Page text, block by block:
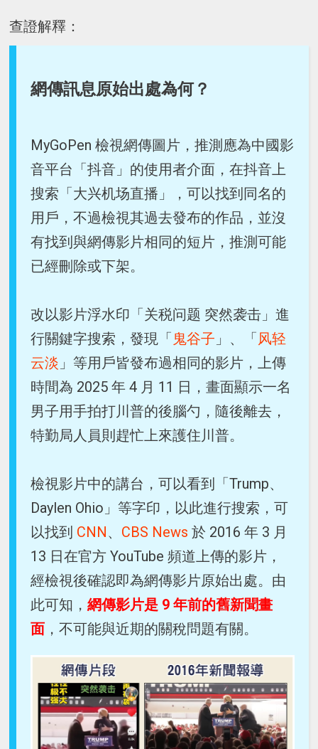
查證解釋：
網傳訊息原始出處為何？
MyGoPen 檢視網傳圖片，推測應為中國影
音平台「抖音」的使用者介面，在抖音上
搜索「大兴机场直播」，可以找到同名的
用戶，不過檢視其過去發布的作品，並沒
有找到與網傳影片相同的短片，推測可能
已經刪除或下架。
改以影片浮水印「关税问题 突然袭击」進
行關鍵字搜索，發現「 鬼谷子 」、「 风轻
云淡 」等用戶皆發布過相同的影片，上傳
時間為 2025 年 4 月 11 日，畫面顯示一名
男子用手拍打川普的後腦勺，隨後離去，
特勤局人員則趕忙上來護住川普。
檢視影片中的講台，可以看到「Trump、
Daylen Ohio」等字印，以此進行搜索，可
以找到 CNN 、 CBS News 於 2016 年 3 月
13 日在官方 YouTube 頻道上傳的影片，
經檢視後確認即為網傳影片原始出處。由
此可知，網傳影片是 9 年前的舊新聞畫
面 ，不可能與近期的關稅問題有關。